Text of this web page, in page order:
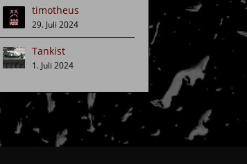
timotheus
29. Juli 2024
Tankist
1. Juli 2024